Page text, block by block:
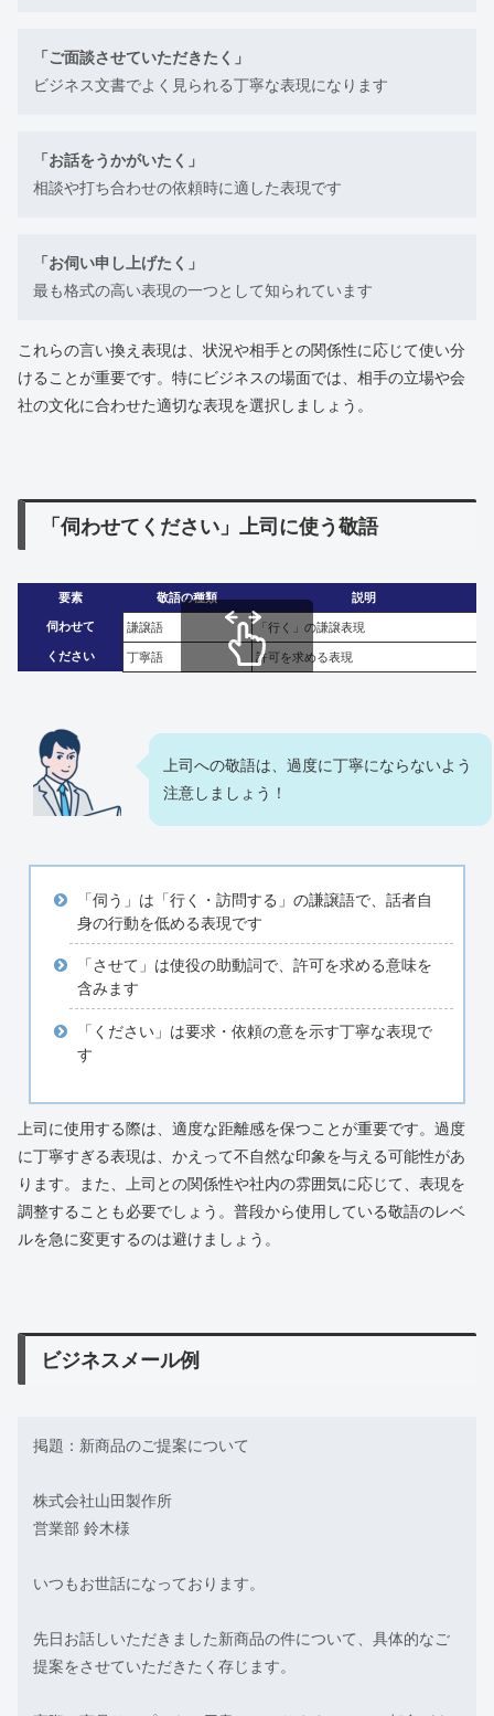
「ご面談させていただきたく」
ビジネス文書でよく見られる丁寧な表現になります
「お話をうかがいたく」
相談や打ち合わせの依頼時に適した表現です
「お伺い申し上げたく」
最も格式の高い表現の一つとして知られています
これらの言い換え表現は、状況や相手との関係性に応じて使い分
けることが重要です。特にビジネスの場面では、相手の立場や会
社の文化に合わせた適切な表現を選択しましょう。
「伺わせてください」上司に使う敬語
要素 敬語の種類 説明
伺わせて 謙譲語 「行く」の謙譲表現
ください 丁寧語 許可を求める表現
上司への敬語は、過度に丁寧にならないよう
注意しましょう！
「伺う」は「行く・訪問する」の謙譲語で、話者自
身の行動を低める表現です
「させて」は使役の助動詞で、許可を求める意味を
含みます
「ください」は要求・依頼の意を示す丁寧な表現で
す
上司に使用する際は、適度な距離感を保つことが重要です。過度
に丁寧すぎる表現は、かえって不自然な印象を与える可能性があ
ります。また、上司との関係性や社内の雰囲気に応じて、表現を
調整することも必要でしょう。普段から使用している敬語のレベ
ルを急に変更するのは避けましょう。
ビジネスメール例
掲題：新商品のご提案について
株式会社山田製作所
営業部 鈴木様
いつもお世話になっております。
先日お話しいただきました新商品の件について、具体的なご
提案をさせていただきたく存じます。